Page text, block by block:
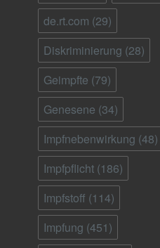
de.rt.com (29)
Diskriminierung (28)
Geimpfte (79)
Genesene (34)
Impfnebenwirkung (48)
Impfpflicht (186)
Impfstoff (114)
Impfung (451)